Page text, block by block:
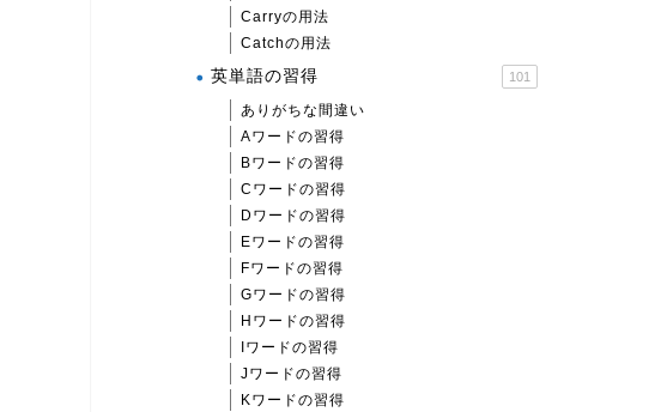
Carryの用法
Catchの用法
英単語の習得 101
ありがちな間違い
Aワードの習得
Bワードの習得
Cワードの習得
Dワードの習得
Eワードの習得
Fワードの習得
Gワードの習得
Hワードの習得
Iワードの習得
Jワードの習得
Kワードの習得